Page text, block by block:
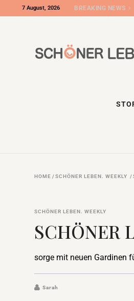
7 August, 2026 BREAKING NEWS
HOME /SCHÖNER LEBEN. WEEKLY /
SCHÖNER LEBEN. WEEKLY
SCHÖNER
sorge mit neuen Gardinen
Sarah